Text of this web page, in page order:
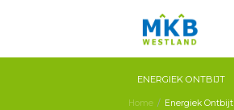
ENERGIEK ONTBIJT
Home Energiek Ontbijt